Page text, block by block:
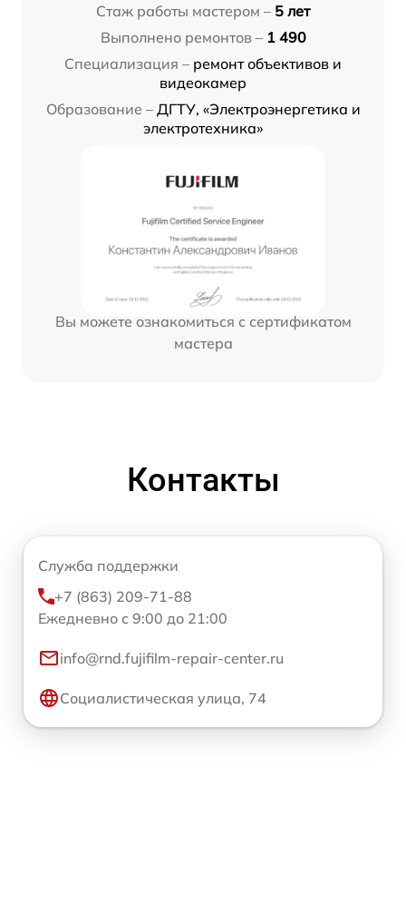
Стаж работы мастером – 5 лет
Выполнено ремонтов – 1 490
Специализация – ремонт объективов и
видеокамер
Образование – ДГТУ, «Электроэнергетика и
электротехника»
Вы можете ознакомиться с сертификатом
мастера
Контакты
Служба поддержки
+7 (863) 209-71-88
Ежедневно с 9:00 до 21:00
info@rnd.fujifilm-repair-center.ru
Социалистическая улица, 74